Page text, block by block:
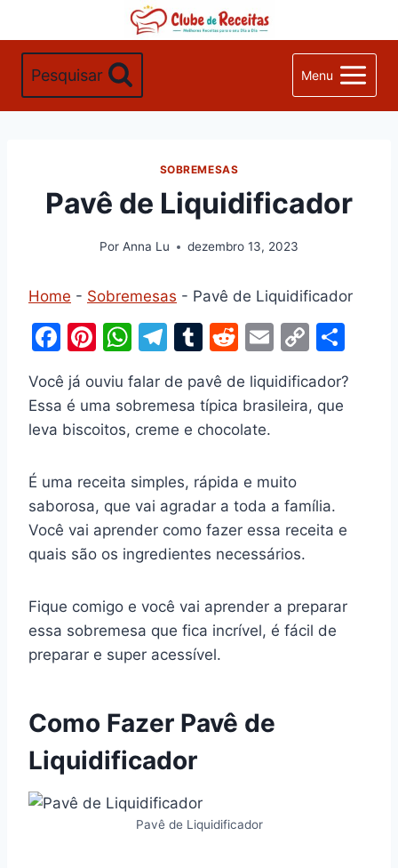
Conteúdo
Pesquisar Menu
SOBREMESAS
Pavê de Liquidificador
Por Anna Lu dezembro 13, 2023
Home - Sobremesas - Pavê de Liquidificador
F
c
e
o
o
k
Pi
er
e
W
at
s
p
p
T
e
gr
m
T
m
bl
R
d
di
E
ai
l
C
p
y
k
ar
Você já ouviu falar de pavê de liquidificador?
Essa é uma sobremesa típica brasileira, que
leva biscoitos, creme e chocolate.
É uma receita simples, rápida e muito
saborosa, que vai agradar a toda a família.
Você vai aprender como fazer essa receita e
quais são os ingredientes necessários.
Fique comigo e você vai aprender a preparar
essa sobremesa que fica incrível, é fácil de
preparar e super acessível.
Como Fazer Pavê de
Liquidificador
Pavê de Liquidificador